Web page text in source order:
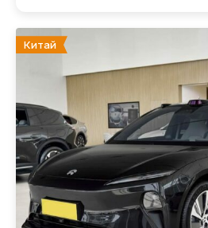
Китай